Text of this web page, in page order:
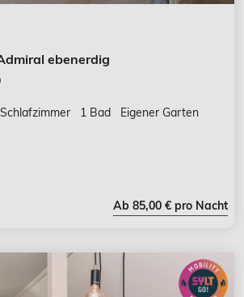
ebenerdig
1 Bad
Eigener Garten
Ab 85,00 € pro Nacht